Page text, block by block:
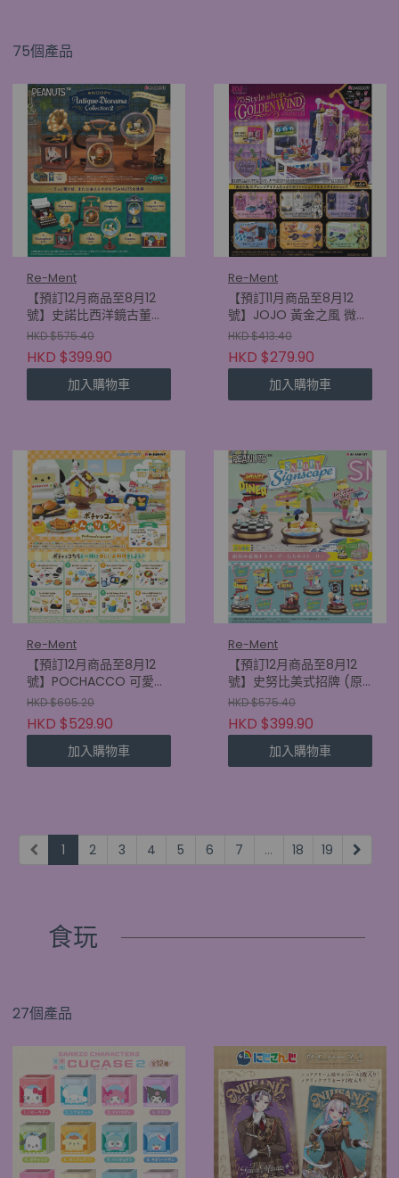
75個產品
Re-Ment
【預訂12月商品至8月12
號】史諾比西洋鏡古董系
列2 (原盒6款)
(4521121701509)
HKD $575.40
HKD $399.90
加入購物車
Re-Ment
【預訂11月商品至8月12
號】JOJO 黃金之風 微型
擺設 (原盒6款)
(4521121700892)
HKD $413.40
HKD $279.90
加入購物車
Re-Ment
【預訂12月商品至8月12
號】POCHACCO 可愛食
譜 (原盒8款)
(4521121701745)
HKD $695.20
HKD $529.90
加入購物車
Re-Ment
【預訂12月商品至8月12
號】史努比美式招牌 (原
盒6款) (4521121701585)
HKD $575.40
HKD $399.90
加入購物車
1 2 3 4 5 6 7 ... 18 19
食玩
27個產品